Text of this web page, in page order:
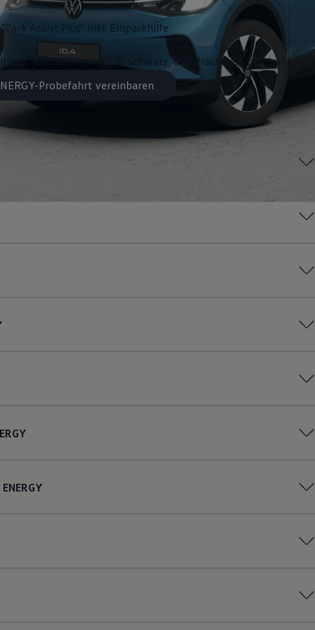
Assist Plus" inkl. Einparkhilfe
"Hamar" 8 J x 19 in Schwarz, Oberfläche glanzgedreht
Probefahrt vereinbaren
ENERGY